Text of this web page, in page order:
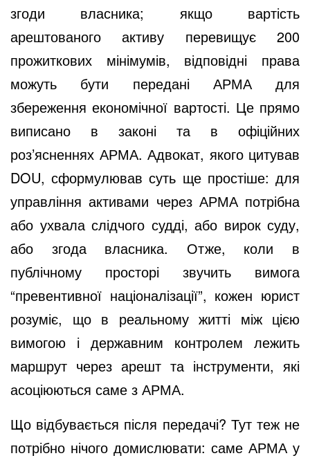
згоди власника; якщо вартість
арештованого активу перевищує 200
прожиткових мінімумів, відповідні права
можуть бути передані АРМА для
збереження економічної вартості. Це прямо
виписано в законі та в офіційних
роз’ясненнях АРМА. Адвокат, якого цитував
DOU, сформулював суть ще простіше: для
управління активами через АРМА потрібна
або ухвала слідчого судді, або вирок суду,
або згода власника. Отже, коли в
публічному просторі звучить вимога
“превентивної націоналізації”, кожен юрист
розуміє, що в реальному житті між цією
вимогою і державним контролем лежить
маршрут через арешт та інструменти, які
асоціюються саме з АРМА.
Що відбувається після передачі? Тут теж не
потрібно нічого домислювати: саме АРМА у